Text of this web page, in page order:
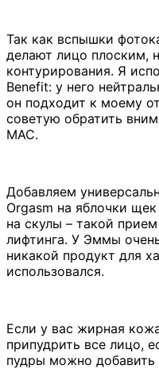
Так как вспышки
делают лицо плоским,
контурирования. Я
Benefit: у него
он подходит к моему
советую обратить
MAC.
Добавляем
Orgasm на яблочки
на скулы – такой
лифтинга. У Эммы
никакой продукт для
использовался.
Если у вас жирная
припудрить все лицо,
пудры можно добавить